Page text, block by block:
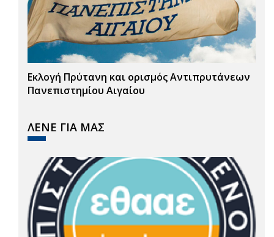
Εκλογή Πρύτανη και ορισμός Αντιπρυτάνεων
Πανεπιστημίου Αιγαίου
ΛΕΝΕ ΓΙΑ ΜΑΣ